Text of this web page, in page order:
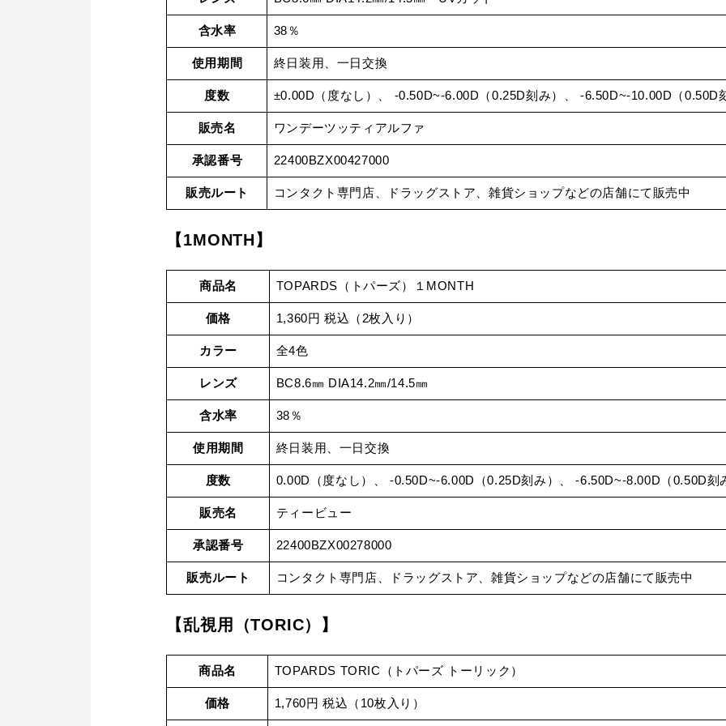
含水率 38％
使用期間 終日装用、一日交換
度数 ±0.00D（度なし）、 -0.50D~-6.00D（0.25D刻み）、 -6.50D~-10.00D（0.50D
販売名 ワンデーツッティアルファ
承認番号 22400BZX00427000
販売ルート コンタクト専門店、ドラッグストア、雑貨ショップなどの店舗にて販売中
【1MONTH】
商品名 TOPARDS（トパーズ）１MONTH
価格 1,360円 税込（2枚入り）
カラー 全4色
レンズ BC8.6㎜ DIA14.2㎜/14.5㎜
含水率 38％
使用期間 終日装用、一日交換
度数 0.00D（度なし）、 -0.50D~-6.00D（0.25D刻み）、 -6.50D~-8.00D（0.50D刻
販売名 ティービュー
承認番号 22400BZX00278000
販売ルート コンタクト専門店、ドラッグストア、雑貨ショップなどの店舗にて販売中
【乱視用（TORIC）】
商品名 TOPARDS TORIC（トパーズ トーリック）
価格 1,760円 税込（10枚入り）